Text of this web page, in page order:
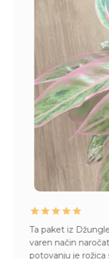
Ta paket iz
varen način
potovanju je rožica